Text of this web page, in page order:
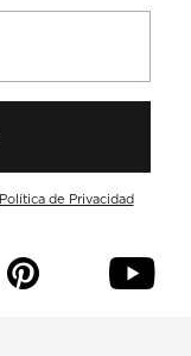
Política de Privacidad
p y